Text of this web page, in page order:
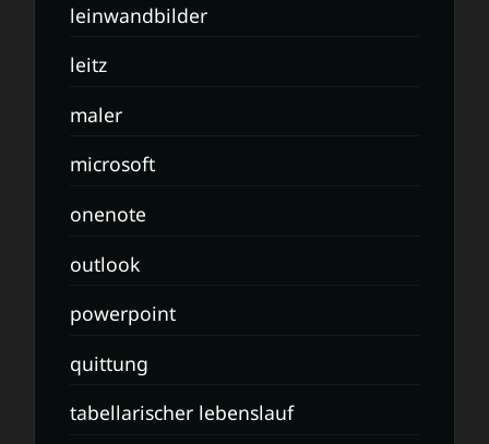
leinwandbilder
leitz
maler
microsoft
onenote
outlook
powerpoint
quittung
tabellarischer lebenslauf